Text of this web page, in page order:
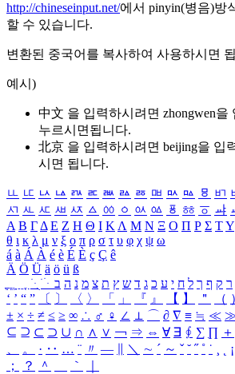
http://chineseinput.net/에서 pinyin(병음)방
할 수 있습니다.
변환된 중국어를 복사하여 사용하시면
예시)
中文 을 입력하시려면 zhongwen을
누르시면됩니다.
北京 을 입력하시려면 beijing을 입
시면 됩니다.
ㅥ ㅦ ㅧ ㅨ ㅩ ㅪ ㅫ ㅬ ㅭ ㅮ ㅯ ㅰ ㅱ ㅲ
ㅺ ㅻ ㅼ ㅽ ㅾ ㅿ ㆀ ㆁ ㆂ ㆃ ㆄ ㆅ ㆆ ㆇ
Α Β ΓΔ Ε Ζ Η Θ Ι ΚΛ Μ Ν Ξ Ο Π Ρ Σ ΤΥ
θ ι κ λ μ ν ξ ο π ρ σ τ υ φ χ ψ ω
á à Á À é è É È ç Ç ê
Ä Ö Ü ä ö ü ß
ִֶֹ ֻּ ׁׂ ר ק ף ך ל ח י ע כ ג ד ש ץ ת צ מ נ ה ב
‘ ’ “ ” 〔 〕 〈 〉 「 」 『 』 【 】 ＂ （
± × ÷ ≠ ≤ ≥ ∞ ∴ ♂ ♀ ∠ ⊥ ⌒ ∂ ∇ ≡ ≒ ≪
⊆ ⊇ ⊂ ⊃ ∪ ∩ ∧ ∨ ￢ ⇒ ⇔ ∀ ∃ ∮ ∑ ∏ ＋
、
。 · ‥ … ¨ 〃 ― ＼ ∼ ´ ～ ˇ ˘ ˝ ˚ ˙ ¸ ¡
；
？ ＾ ｀